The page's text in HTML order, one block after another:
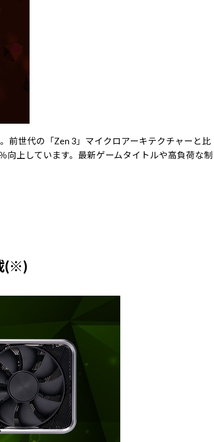
前世代の「Zen 3」マイクロアーキテクチャーと比
上しています。最新ゲームタイトルや高負荷な制
(※)